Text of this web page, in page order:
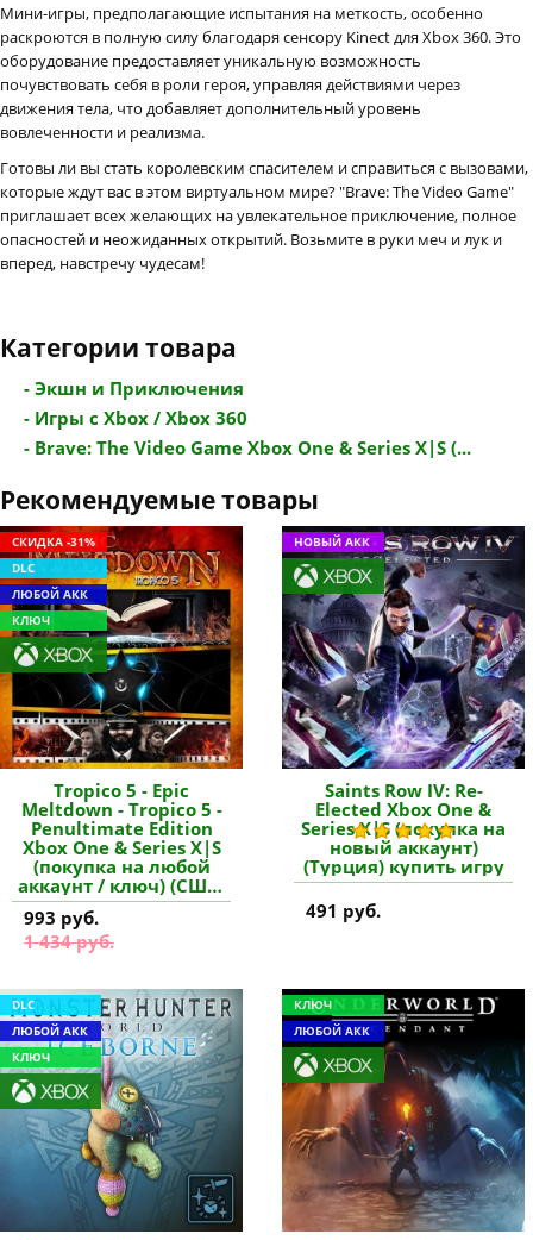
Мини-игры, предполагающие испытания на меткость, особенно
раскроются в полную силу благодаря сенсору Kinect для Xbox 360. Это
оборудование предоставляет уникальную возможность
почувствовать себя в роли героя, управляя действиями через
движения тела, что добавляет дополнительный уровень
вовлеченности и реализма.
Готовы ли вы стать королевским спасителем и справиться с вызовами,
которые ждут вас в этом виртуальном мире? "Brave: The Video Game"
приглашает всех желающих на увлекательное приключение, полное
опасностей и неожиданных открытий. Возьмите в руки меч и лук и
вперед, навстречу чудесам!
Категории товара
- Экшн и Приключения
- Игры с Xbox / Xbox 360
- Brave: The Video Game Xbox One & Series X|S (...
Рекомендуемые товары
СКИДКА -31%
DLC
ЛЮБОЙ АКК
КЛЮЧ
Tropico 5 - Epic
Meltdown - Tropico 5 -
Penultimate Edition
Xbox One & Series X|S
(покупка на любой
аккаунт / ключ) (США)
купить дополнение
993 руб.
1 434 руб.
НОВЫЙ АКК
Saints Row IV: Re-
Elected Xbox One &
Series X|S (покупка на
новый аккаунт)
(Турция) купить игру
491 руб.
DLC
ЛЮБОЙ АКК
КЛЮЧ
КЛЮЧ
ЛЮБОЙ АКК